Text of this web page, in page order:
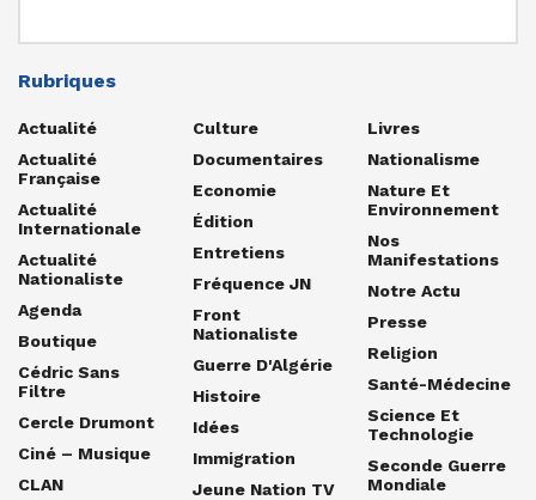
Rubriques
Actualité
Actualité
Française
Actualité
Internationale
Actualité
Nationaliste
Agenda
Boutique
Cédric Sans
Filtre
Cercle Drumont
Ciné – Musique
CLAN
Culture
Documentaires
Economie
Édition
Entretiens
Fréquence JN
Front
Nationaliste
Guerre D'Algérie
Histoire
Idées
Immigration
Jeune Nation TV
Livres
Nationalisme
Nature Et
Environnement
Nos
Manifestations
Notre Actu
Presse
Religion
Santé-Médecine
Science Et
Technologie
Seconde Guerre
Mondiale